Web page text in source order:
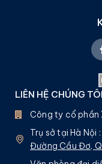
LIÊN HỆ CHÚNG TÔI
Công ty cổ phần
Trụ sở tại Hà Nội :
Đường Cầu Đơ,